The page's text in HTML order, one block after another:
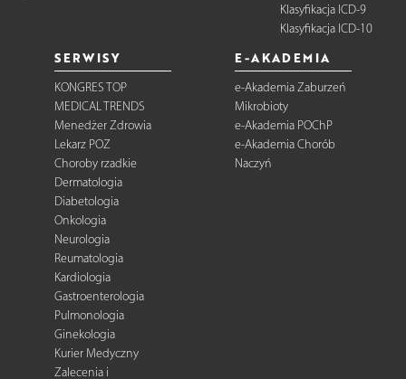
Klasyfikacja ICD-9
Klasyfikacja ICD-10
SERWISY
KONGRES TOP
MEDICAL TRENDS
Menedżer Zdrowia
Lekarz POZ
Choroby rzadkie
Dermatologia
Diabetologia
Onkologia
Neurologia
Reumatologia
Kardiologia
Gastroenterologia
Pulmonologia
Ginekologia
Kurier Medyczny
Zalecenia i
E-AKADEMIA
e-Akademia Zaburzeń
Mikrobioty
e-Akademia POChP
e-Akademia Chorób
Naczyń